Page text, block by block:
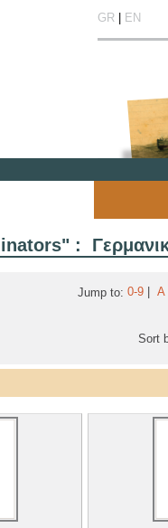
GR| EN
:
Jump to: 0-9 Α
Sort